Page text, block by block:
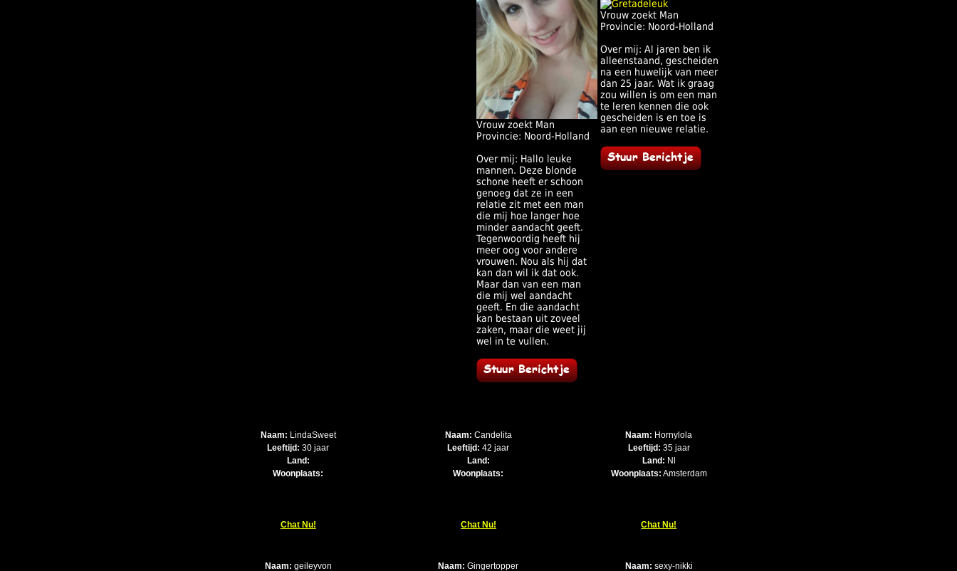
Vrouw zoekt Man
Provincie: Noord-Holland
Over mij: Hallo leuke
mannen. Deze blonde
schone heeft er schoon
genoeg dat ze in een
relatie zit met een man
die mij hoe langer hoe
minder aandacht geeft.
Tegenwoordig heeft hij
meer oog voor andere
vrouwen. Nou als hij dat
kan dan wil ik dat ook.
Maar dan van een man
die mij wel aandacht
geeft. En die aandacht
kan bestaan uit zoveel
zaken, maar die weet jij
wel in te vullen.
Vrouw zoekt Man
Provincie: Noord-Holland
Over mij: Al jaren ben ik
alleenstaand, gescheiden
na een huwelijk van meer
dan 25 jaar. Wat ik graag
zou willen is om een man
te leren kennen die ook
gescheiden is en toe is
aan een nieuwe relatie.
Naam: LindaSweet
Leeftijd: 30 jaar
Land:
Woonplaats:
Chat Nu!
Naam: Candelita
Leeftijd: 42 jaar
Land:
Woonplaats:
Chat Nu!
Naam: Hornylola
Leeftijd: 35 jaar
Land: Nl
Woonplaats: Amsterdam
Chat Nu!
Naam: geileyvon Naam: Gingertopper Naam: sexy-nikki